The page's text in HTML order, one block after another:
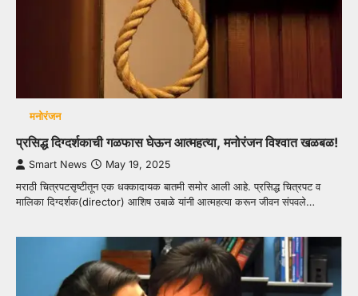
मनोरंजन
प्रसिद्ध दिग्दर्शकाची गळफास घेऊन आत्महत्या, मनोरंजन विश्वात खळबळ!
Smart News May 19, 2025
मराठी चित्रपटसृष्टीतून एक धक्कादायक बातमी समोर आली आहे. प्रसिद्ध चित्रपट व
मालिका दिग्दर्शक(director) आशिष उबाळे यांनी आत्महत्या करून जीवन संपवले…